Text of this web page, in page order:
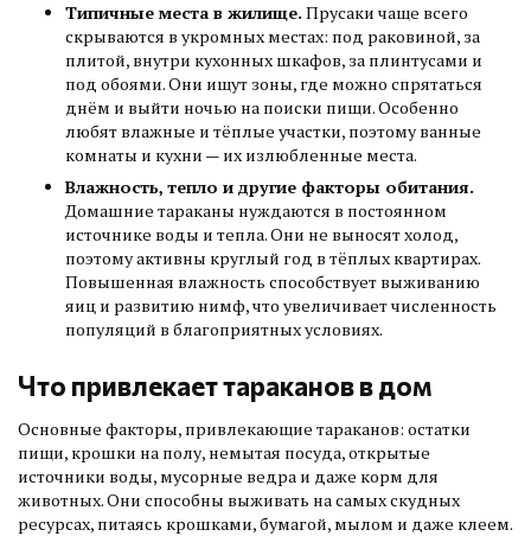
Типичные места в жилище.Прусаки чаще всего
скрываются в укромных местах: под раковиной, за
плитой, внутри кухонных шкафов, за плинтусами и
под обоями. Они ищут зоны, где можно спрятаться
днём и выйти ночью на поиски пищи. Особенно
любят влажные и тёплые участки, поэтому ванные
комнаты и кухни — их излюбленные места.
Влажность, тепло и другие факторы обитания.
Домашние тараканы нуждаются в постоянном
источнике воды и тепла. Они не выносят холод,
поэтому активны круглый год в тёплых квартирах.
Повышенная влажность способствует выживанию
яиц и развитию нимф, что увеличивает численность
популяций в благоприятных условиях.
Что привлекает тараканов в дом
Основные факторы, привлекающие тараканов: остатки
пищи, крошки на полу, немытая посуда, открытые
источники воды, мусорные ведра и даже корм для
животных. Они способны выживать на самых скудных
ресурсах, питаясь крошками, бумагой, мылом и даже клеем.